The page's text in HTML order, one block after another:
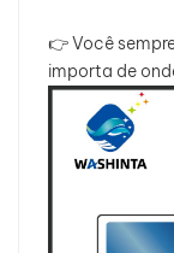
👉 Você
importa de